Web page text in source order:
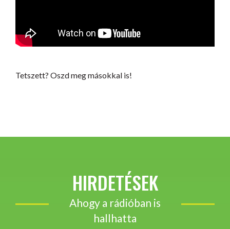
Tetszett? Oszd meg másokkal is!
HIRDETÉSEK
Ahogy a rádióban is
hallhatta